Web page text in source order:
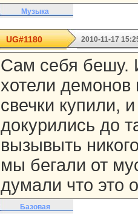
Музыка
UG#1180 2010-11-17
Сам себя бешу.
хотели демонов
свечки купили,
докурились до
вызывыть
мы бегали от
думали что это
Базовая